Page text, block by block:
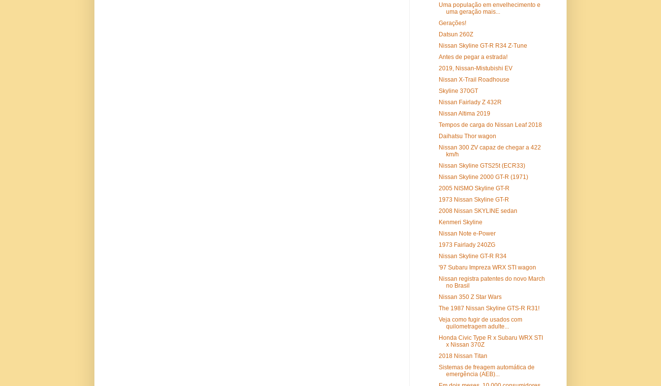
Uma população em envelhecimento e
uma geração mais...
Gerações!
Datsun 260Z
Nissan Skyline GT-R R34 Z-Tune
Antes de pegar a estrada!
2019, Nissan-Mistubishi EV
Nissan X-Trail Roadhouse
Skyline 370GT
Nissan Fairlady Z 432R
Nissan Altima 2019
Tempos de carga do Nissan Leaf 2018
Daihatsu Thor wagon
Nissan 300 ZV capaz de chegar a 422
km/h
Nissan Skyline GTS25t (ECR33)
Nissan Skyline 2000 GT-R (1971)
2005 NISMO Skyline GT-R
1973 Nissan Skyline GT-R
2008 Nissan SKYLINE sedan
Kenmeri Skyline
Nissan Note e-Power
1973 Fairlady 240ZG
Nissan Skyline GT-R R34
'97 Subaru Impreza WRX STI wagon
Nissan registra patentes do novo March
no Brasil
Nissan 350 Z Star Wars
The 1987 Nissan Skyline GTS-R R31!
Veja como fugir de usados com
quilometragem adulte...
Honda Civic Type R x Subaru WRX STI
x Nissan 370Z
2018 Nissan Titan
Sistemas de freagem automática de
emergência (AEB)...